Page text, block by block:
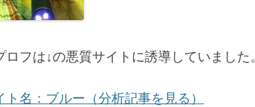
ロフは↓の悪質サイトに誘導していました
ト名：ブルー（分析記事を見る）